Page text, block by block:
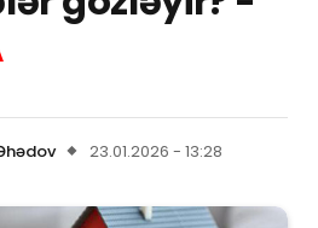
23.01.2026 - 13:28